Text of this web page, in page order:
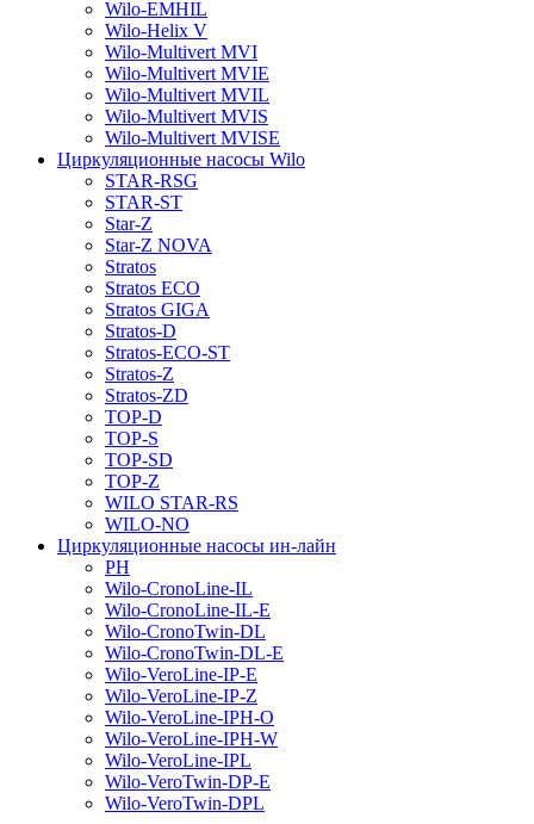
Wilo-EMHIL
Wilo-Helix V
Wilo-Multivert MVI
Wilo-Multivert MVIE
Wilo-Multivert MVIL
Wilo-Multivert MVIS
Wilo-Multivert MVISE
Циркуляционные насосы Wilo
STAR-RSG
STAR-ST
Star-Z
Star-Z NOVA
Stratos
Stratos ECO
Stratos GIGA
Stratos-D
Stratos-ECO-ST
Stratos-Z
Stratos-ZD
TOP-D
TOP-S
TOP-SD
TOP-Z
WILO STAR-RS
WILO-NO
Циркуляционные насосы ин-лайн
PH
Wilo-CronoLine-IL
Wilo-CronoLine-IL-E
Wilo-CronoTwin-DL
Wilo-CronoTwin-DL-E
Wilo-VeroLine-IP-E
Wilo-VeroLine-IP-Z
Wilo-VeroLine-IPH-O
Wilo-VeroLine-IPH-W
Wilo-VeroLine-IPL
Wilo-VeroTwin-DP-E
Wilo-VeroTwin-DPL